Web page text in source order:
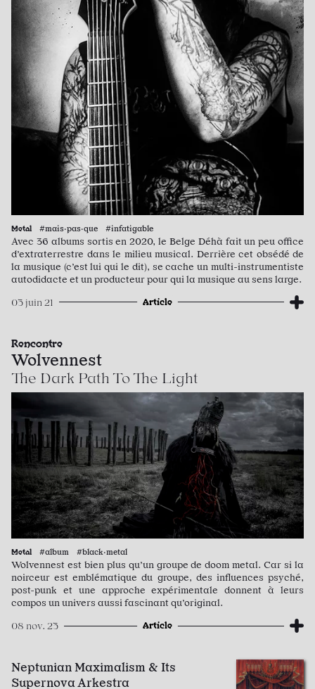
Metal #mais·pas·que #infatigable
Avec 36 albums sortis en 2020, le Belge Déhà fait un peu office
d’extraterrestre dans le milieu musical. Derrière cet obsédé de
la musique (c’est lui qui le dit), se cache un multi-instrumentiste
autodidacte et un producteur pour qui la musique au sens large.
03 juin 21 Article
Rencontre
Wolvennest
The Dark Path To The Light
Metal #album #black·metal
Wolvennest est bien plus qu’un groupe de doom metal. Car si la
noirceur est emblématique du groupe, des influences psyché,
post-punk et une approche expérimentale donnent à leurs
compos un univers aussi fascinant qu’original.
08 nov. 23 Article
Neptunian Maximalism & Its
Supernova Arkestra